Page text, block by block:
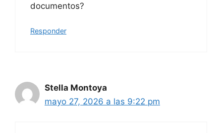
documentos?
Responder
Stella Montoya
mayo 27, 2026 a las 9:22 pm